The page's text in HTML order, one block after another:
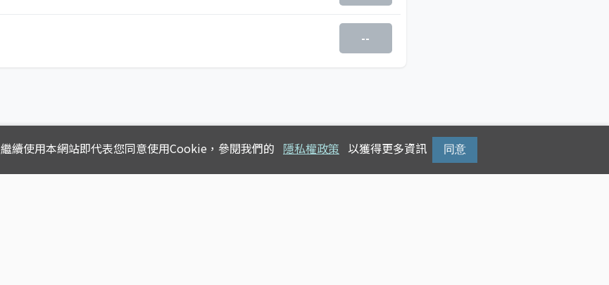
--
繼續使用本網站即代表您同意使用Cookie，參閱我們的 隱私權政策 以獲得更多資訊 同意